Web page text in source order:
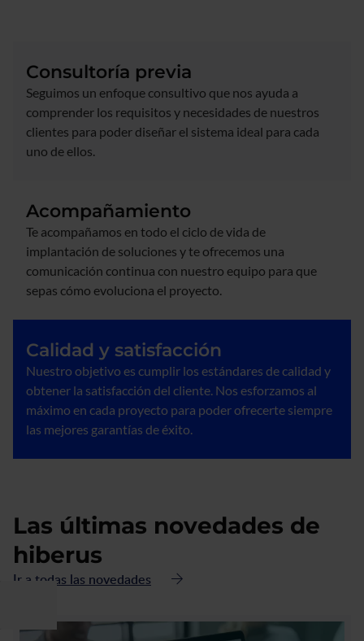
Consultoría previa
Seguimos un enfoque consultivo que nos ayuda a
comprender los requisitos y necesidades de nuestros
clientes para poder diseñar el sistema ideal para cada
uno de ellos.
Acompañamiento
Te acompañamos en todo el ciclo de vida de
implantación de soluciones y te ofrecemos una
comunicación continua con nuestro equipo para que
sepas cómo evoluciona el proyecto.
Calidad y satisfacción
Nuestro objetivo es cumplir los estándares de calidad y
obtener la satisfacción del cliente. Nos esforzamos al
máximo en cada proyecto para poder ofrecerte siempre
las mejores garantías de éxito.
Las últimas novedades de
hiberus
Ir a todas las novedades